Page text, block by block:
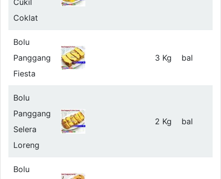
Coklat
Bolu
Panggang
Fiesta
3 Kg bal
Bolu
Panggang
Selera
Loreng
2 Kg bal
Bolu